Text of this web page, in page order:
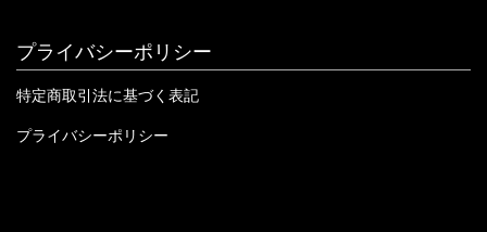
プライバシーポリシー
特定商取引法に基づく表記
プライバシーポリシー